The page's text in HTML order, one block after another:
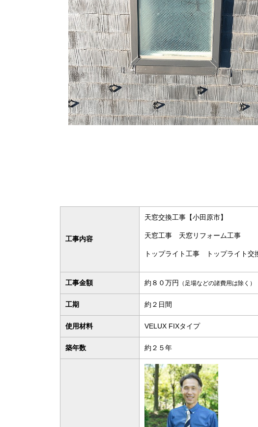
工事内容
天窓交換工事【小田原市】
天窓工事 天窓リフォーム工事
トップライト工事 トップライト交
工事金額 約８０万円 （足場などの諸費用は除く）
工期 約２日間
使用材料 VELUX FIXタイプ
築年数 約２５年